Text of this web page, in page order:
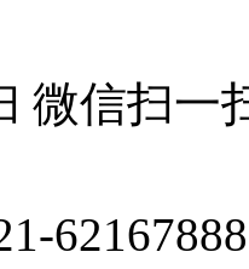
微信扫一
62167888